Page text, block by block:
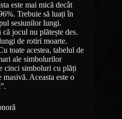
este mai mică decât
Trebuie să luați în
sesiunilor lungi.
jocul nu plătește des.
de rotiri moarte.
toate acestea, tabelul de
ale simbolurilor
cinci simboluri cu plăți
Aceasta este o